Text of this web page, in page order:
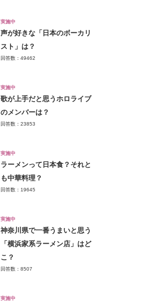
実施中
声が好きな「日本のボーカリ
スト」は？
回答数：49462
実施中
歌が上手だと思うホロライブ
のメンバーは？
回答数：23853
実施中
ラーメンって日本食？それと
も中華料理？
回答数：19645
実施中
神奈川県で一番うまいと思う
「横浜家系ラーメン店」はど
こ？
回答数：8507
実施中